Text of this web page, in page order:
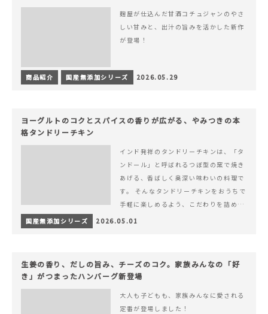
麹屋が仕込んだ甘酒コチュジャンのやさ
しい甘みと、出汁の旨みを活かした新作
が登場！
商品紹介 国産無添加シリーズ 2026.05.29
ヨーグルトのコクとスパイスの香りが広がる、やみつきの本
格タンドリーチキン
インド発祥のタンドリーチキンは、「タ
ンドール」と呼ばれるつぼ型の窯で焼き
あげる、香ばしく奥深い味わいの料理で
す。 そんなタンドリーチキンをおうちで
手軽に楽しめるよう、こだわりを詰め込
んで仕上げました。 様々なシーンでお召
国産無添加シリーズ 2026.05.01
生姜の香り、だしの旨み、チーズのコク。家族みんなの「好
き」がつまったハンバーグ新登場
大人も子どもも、家族みんなに愛される
定番が登場しました！